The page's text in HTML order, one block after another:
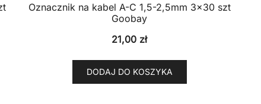
Oznacznik na kabel A-C 1,5-2,5mm 3×30 szt
Goobay
21,00 zł
DODAJ DO KOSZYKA